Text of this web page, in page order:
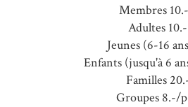
Membres
Adultes 10.-
Jeunes (6-16
Enfants (jusqu'à 6
Familles
Groupes 8.-/